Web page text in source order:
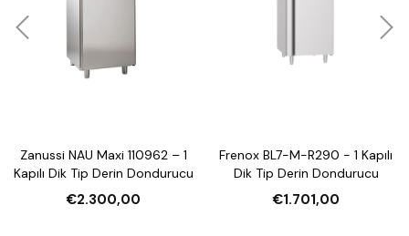
Zanussi NAU Maxi 110962 – 1
Kapılı Dik Tip Derin Dondurucu
€2.300,00
Frenox BL7-M-R290 - 1 Kapılı
Dik Tip Derin Dondurucu
€1.701,00